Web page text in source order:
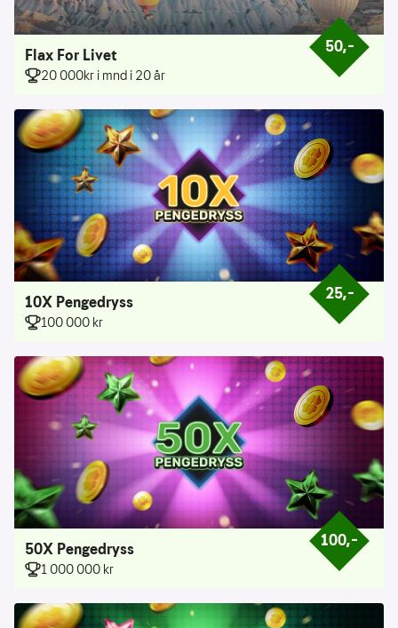
Prisen er
50,–
Flax For Livet
20 000kr i mnd i 20 år
Prisen er
25,–
10X Pengedryss
100 000 kr
Prisen er
100,–
50X Pengedryss
1 000 000 kr